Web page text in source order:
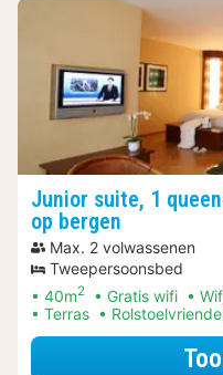
Junior suite, 1
op bergen
Max. 2 volwassenen
Tweepersoonsbed
40m2 Gratis wifi
Terras